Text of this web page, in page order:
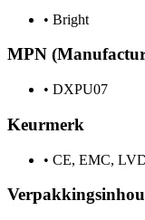
• Bright
MPN
• DXPU07
Keurmerk
• CE, EMC,